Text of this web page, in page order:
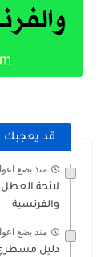
قد يعجبك
منذ بضع
والفرنسية
منذ بضع
دليل مسطري